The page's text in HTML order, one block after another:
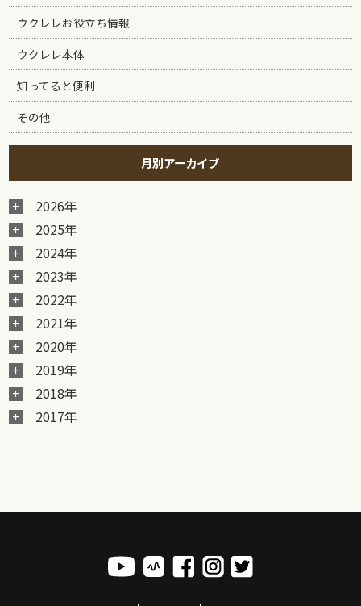
ウクレレお役立ち情報
ウクレレ本体
知ってると便利
その他
月別アーカイブ
2026年
2025年
2024年
2023年
2022年
2021年
2020年
2019年
2018年
2017年